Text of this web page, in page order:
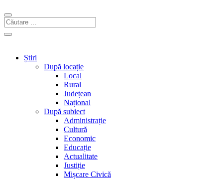
Știri
După locație
Local
Rural
Județean
Național
După subiect
Administrație
Cultură
Economic
Educație
Actualitate
Justiție
Mișcare Civică